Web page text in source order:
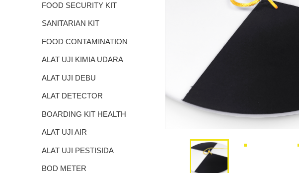
FOOD SECURITY KIT
SANITARIAN KIT
FOOD CONTAMINATION
TEST KIT
ALAT UJI KIMIA UDARA
ALAT UJI DEBU
ALAT DETECTOR
BOARDING KIT HEALTH
QUARANTINE
ALAT UJI AIR
ALAT UJI PESTISIDA
BOD METER